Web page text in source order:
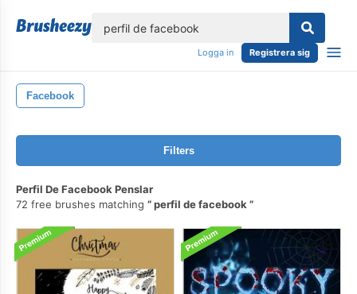
Logga in Registrera sig
Facebook
Filters
Perfil De Facebook Penslar
72 free brushes matching
perfil de facebook